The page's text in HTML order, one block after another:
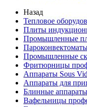
Назад
Тепловое
Плиты
Промышленные
Промышленные
Фритюрницы
Аппараты Sous
Аппараты для
Блинные аппараты
Вафельницы